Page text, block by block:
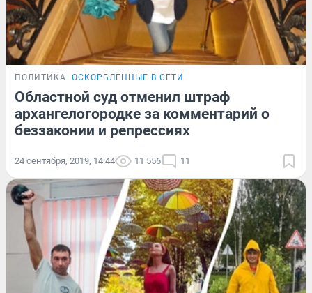
ПОЛИТИКА ОСКОРБЛЁННЫЕ В СЕТИ
Областной суд отменил штраф
архангелогородке за комментарий о
беззаконии и репрессиях
24 сентября, 2019, 14:44 11 556 11